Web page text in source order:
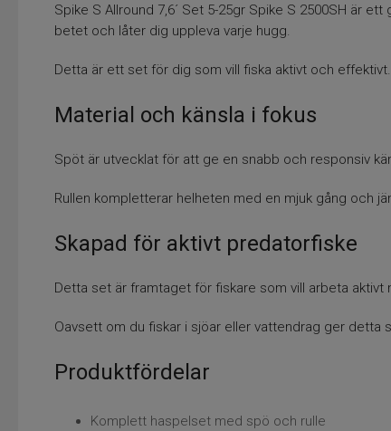
Spike S Allround 7,6´ Set 5-25gr Spike S 2500SH är
betet och låter dig uppleva varje hugg.
Detta är ett set för dig som vill fiska aktivt och
Material och känsla i fokus
Spöt är utvecklat för att ge en snabb och responsiv
Rullen kompletterar helheten med en mjuk gång och
Skapad för aktivt predatorfiske
Detta set är framtaget för fiskare som vill arbeta
Oavsett om du fiskar i sjöar eller vattendrag ger
Produktfördelar
Komplett haspelset med spö och rulle